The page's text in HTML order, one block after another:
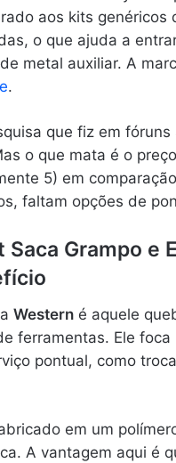
aos kits
o que ajuda a
metal auxiliar. A
.
que fiz em
o que mata é o
5) em
faltam opções de
Saca Grampo e
Western é aquele
ferramentas. Ele
pontual, como
em um
A vantagem aqui é